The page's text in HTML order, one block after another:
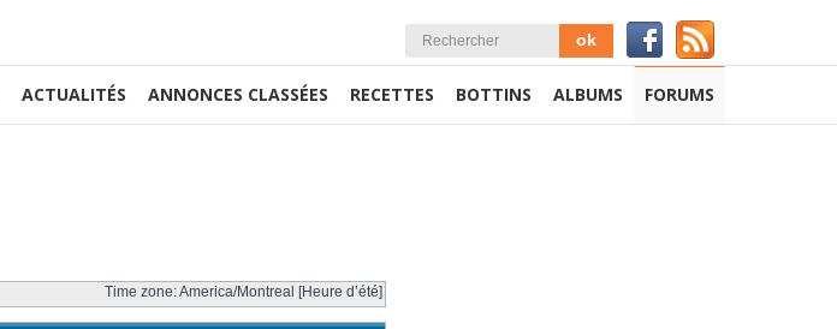
ACTUALITÉS ANNONCES CLASSÉES RECETTES BOTTINS ALBUMS FORUMS
Time zone: America/Montreal [Heure d’été]